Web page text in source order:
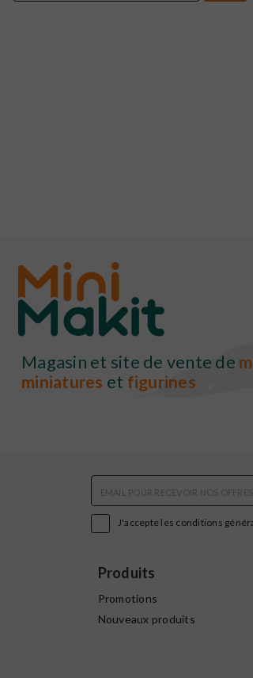
Magasin et site de vente de
miniatures et figurines
J'accepte les conditions
Produits
Promotions
Nouveaux produits